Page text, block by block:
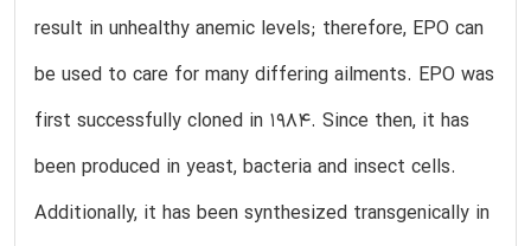
result in unhealthy anemic levels; therefore, EPO can
be used to care for many differing ailments. EPO was
first successfully cloned in 1984. Since then, it has
been produced in yeast, bacteria and insect cells.
Additionally, it has been synthesized transgenically in